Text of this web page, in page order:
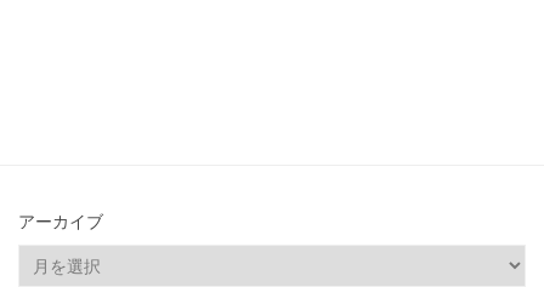
アーカイブ